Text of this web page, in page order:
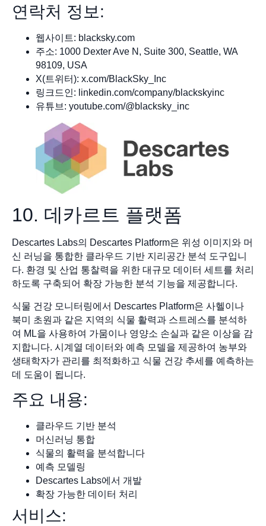
연락처 정보:
웹사이트: blacksky.com
주소: 1000 Dexter Ave N, Suite 300, Seattle, WA
98109, USA
X(트위터): x.com/BlackSky_Inc
링크드인: linkedin.com/company/blackskyinc
유튜브: youtube.com/@blacksky_inc
10. 데카르트 플랫폼
Descartes Labs의 Descartes Platform은 위성 이미지와 머
신 러닝을 통합한 클라우드 기반 지리공간 분석 도구입니
다. 환경 및 산업 통찰력을 위한 대규모 데이터 세트를 처리
하도록 구축되어 확장 가능한 분석 기능을 제공합니다.
식물 건강 모니터링에서 Descartes Platform은 사헬이나
북미 초원과 같은 지역의 식물 활력과 스트레스를 분석하
여 ML을 사용하여 가뭄이나 영양소 손실과 같은 이상을 감
지합니다. 시계열 데이터와 예측 모델을 제공하여 농부와
생태학자가 관리를 최적화하고 식물 건강 추세를 예측하는
데 도움이 됩니다.
주요 내용:
클라우드 기반 분석
머신러닝 통합
식물의 활력을 분석합니다
예측 모델링
Descartes Labs에서 개발
확장 가능한 데이터 처리
서비스: